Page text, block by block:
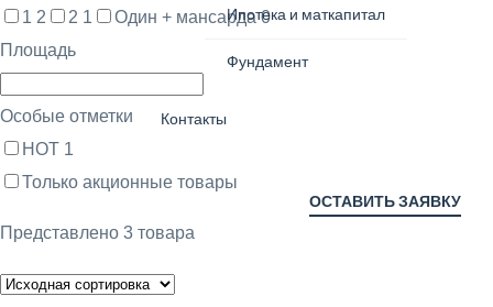
Ипотека и маткапитал
Фундамент
Контакты
ОСТАВИТЬ ЗАЯВКУ
1 2 2 1 Один + мансарда0
Площадь
Особые отметки
HOT 1
Только акционные товары
Представлено 3 товара